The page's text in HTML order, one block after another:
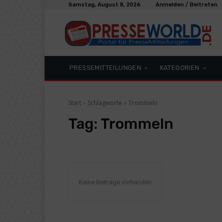
Samstag, August 8, 2026 Anmelden / Beitreten
PRESSEMITTEILUNGEN KATEGORIEN
Start Schlagworte Trommeln
Tag: Trommeln
Keine Beiträge vorhanden